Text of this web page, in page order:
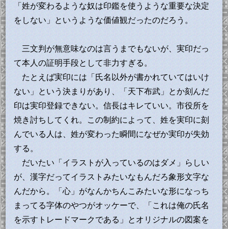
「姓が変わるような奴は印鑑を使うような重要な決定
をしない」というような価値観だったのだろう。
三文判が無意味なのは言うまでもないが、実印だっ
て本人の証明手段として非力すぎる。
たとえば実印には「氏名以外が書かれていてはいけ
ない」という決まりがあり、「天下布武」とか刻んだ
印は実印登録できない。信長はキレていい。市役所を
焼き討ちしてくれ。この制約によって、姓を実印に刻
んでいる人は、姓が変わった瞬間になぜか実印が失効
する。
だいたい「イラストが入っているのはダメ」らしい
が、漢字だってイラストみたいなもんだろ象形文字な
んだから。「心」がなんかちんこみたいな形になっち
まってる字体のやつがオッケーで、「これは俺の氏名
を示すトレードマークである」とオリジナルの図案を